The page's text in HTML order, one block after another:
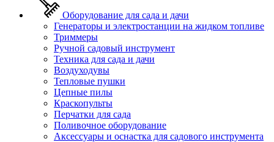
Оборудование для сада и дачи
Генераторы и электростанции на жидком топливе
Триммеры
Ручной садовый инструмент
Техника для сада и дачи
Воздуходувы
Тепловые пушки
Цепные пилы
Краскопульты
Перчатки для сада
Поливочное оборудование
Аксессуары и оснастка для садового инструмента